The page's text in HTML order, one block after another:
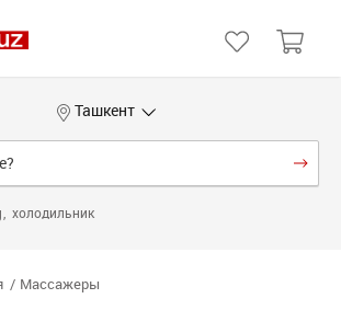
Ташкент
холодильник
Массажеры